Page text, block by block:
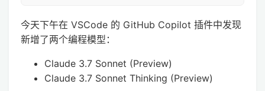
今天下午在 VSCode 的 GitHub Copilot 插件中发现
新增了两个编程模型：
Claude 3.7 Sonnet (Preview)
Claude 3.7 Sonnet Thinking (Preview)